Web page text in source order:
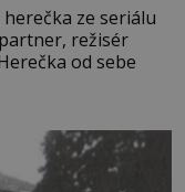
ze seriálu
režisér